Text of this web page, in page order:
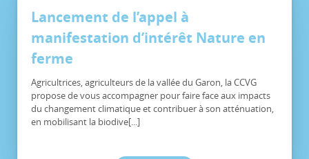
Lancement de l’appel à
manifestation d’intérêt Nature en
ferme
Agricultrices, agriculteurs de la vallée du Garon, la CCVG
propose de vous accompagner pour faire face aux impacts
du changement climatique et contribuer à son atténuation,
en mobilisant la biodive[...]